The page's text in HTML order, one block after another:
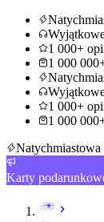
1 000+
1 000
1 000+
1 000
Natychmiastowa
Karty